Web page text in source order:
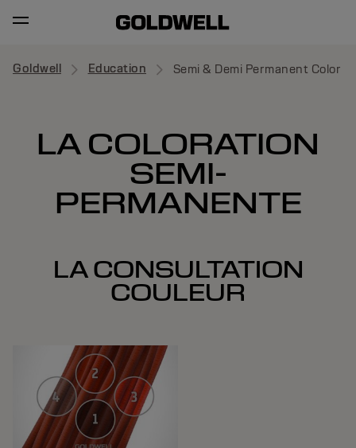
Goldwell Education Semi & Demi Permanent Color
LA COLORATION
SEMI-
PERMANENTE
LA CONSULTATION
COULEUR